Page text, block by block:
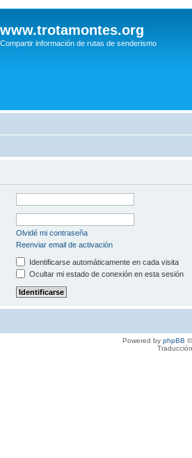
www.trotamontes.org
Compartir información de rutas de senderismo
Olvidé mi contraseña
Reenviar email de activación
Identificarse automáticamente en cada visita
Ocultar mi estado de conexión en esta sesión
Powered by phpBB